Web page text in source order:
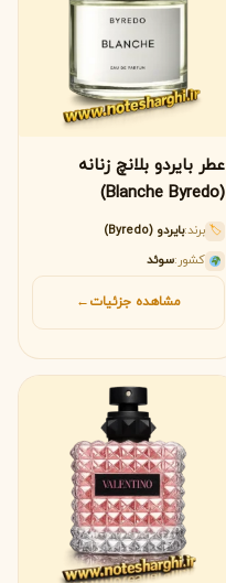
عطر بایردو بلانچ زنانه
(Blanche Byredo)
🏷 برند:بایردو (Byredo)
کشور:سوئد
مشاهده جزئیات←